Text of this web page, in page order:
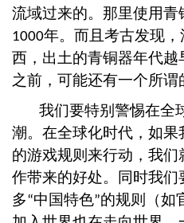
流域过来的。那里使用
1000年。而且考古发现
西，出土的青铜器年代
之前，可能还有一个所谓
我们要特别警惕在全
潮。在全球化时代，如
的游戏规则来行动，我
作带来的好处。同时我们
多“中国特色”的规则（如